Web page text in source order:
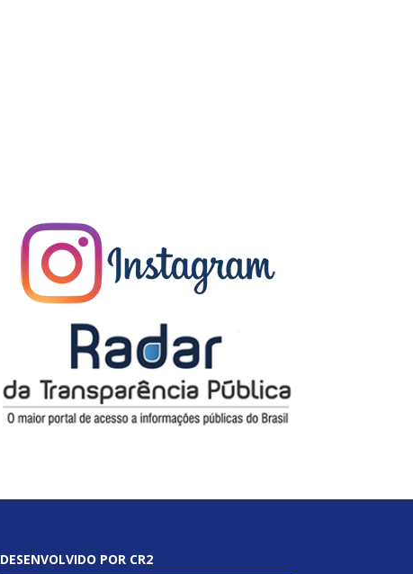
DESENVOLVIDO POR CR2